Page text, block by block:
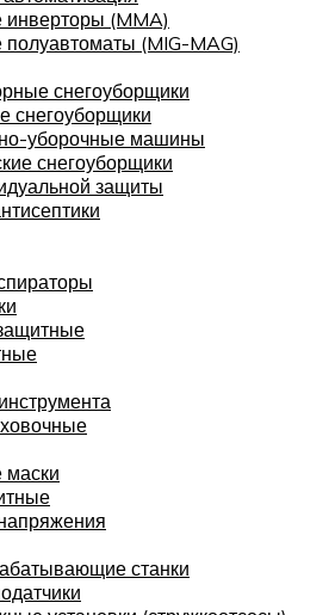
(MMA)
(MIG-MAG)
снегоуборщики
снегоуборщики
уборочные машины
снегоуборщики
защиты
станки